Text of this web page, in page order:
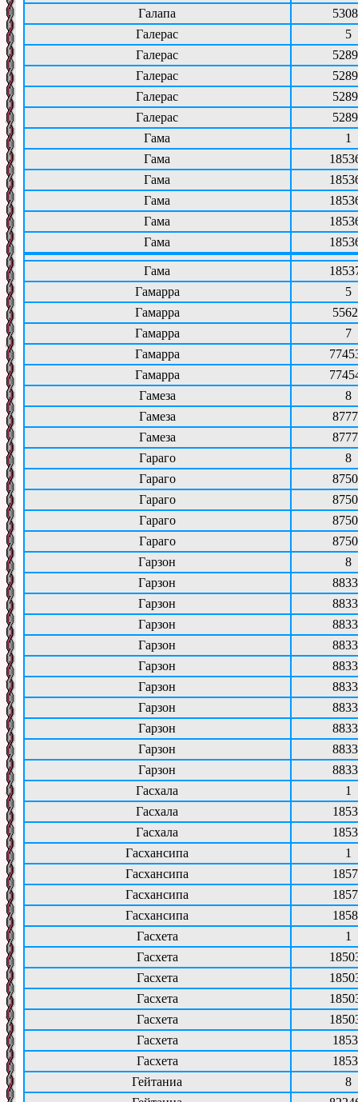
Галапа
Галерас
5
Галерас
Галерас
Галерас
Галерас
Гама
1
Гама
Гама
Гама
Гама
Гама
Гама
Гамарра
5
Гамарра
Гамарра
7
Гамарра
Гамарра
Гамеза
8
Гамеза
Гамеза
Гараго
8
Гараго
Гараго
Гараго
Гараго
Гарзон
8
Гарзон
Гарзон
Гарзон
Гарзон
Гарзон
Гарзон
Гарзон
Гарзон
Гарзон
Гарзон
Гасхала
1
Гасхала
Гасхала
Гасхансипа
1
Гасхансипа
Гасхансипа
Гасхансипа
Гасхета
1
Гасхета
Гасхета
Гасхета
Гасхета
Гасхета
Гасхета
Гейтаниа
8